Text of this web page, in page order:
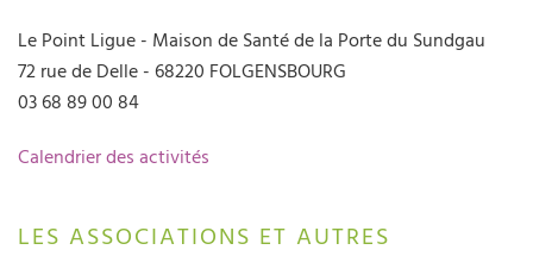
Le Point Ligue - Maison de Santé de la Porte du Sundgau
72 rue de Delle - 68220 FOLGENSBOURG
03 68 89 00 84
Calendrier des activités
LES ASSOCIATIONS ET AUTRES